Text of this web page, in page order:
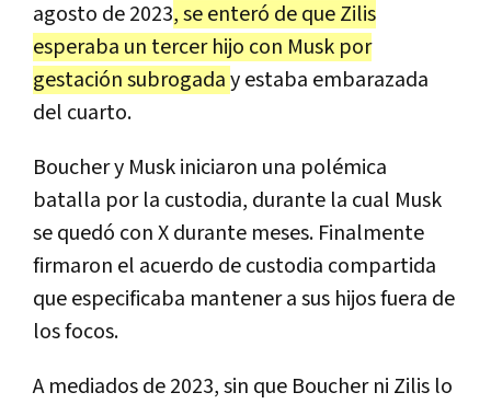
agosto de 2023, se enteró de que Zilis
esperaba un tercer hijo con Musk por
gestación subrogaday estaba embarazada
del cuarto.
Boucher y Musk iniciaron una polémica
batalla por la custodia, durante la cual Musk
se quedó con X durante meses. Finalmente
firmaron el acuerdo de custodia compartida
que especificaba mantener a sus hijos fuera de
los focos.
A mediados de 2023, sin que Boucher ni Zilis lo